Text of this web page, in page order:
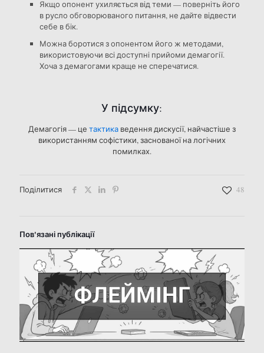
Якщо опонент ухиляється від теми — поверніть його
в русло обговорюваного питання, не дайте відвести
себе в бік.
Можна боротися з опонентом його ж методами,
використовуючи всі доступні прийоми демагогії.
Хоча з демагогами краще не сперечатися.
У підсумку:
Демагогія — це тактикаведення дискусії, найчастіше з
використанням софістики, заснованої на логічних
помилках.
Поділитися 48
Пов'язані публікації